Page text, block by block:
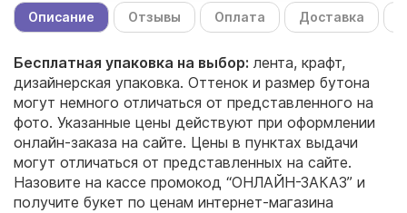
Описание Отзывы Оплата Доставка
Бесплатная упаковка на выбор: лента, крафт,
дизайнерская упаковка. Оттенок и размер бутона
могут немного отличаться от представленного на
фото. Указанные цены действуют при оформлении
онлайн-заказа на сайте. Цены в пунктах выдачи
могут отличаться от представленных на сайте.
Назовите на кассе промокод “ОНЛАЙН-ЗАКАЗ” и
получите букет по ценам интернет-магазина